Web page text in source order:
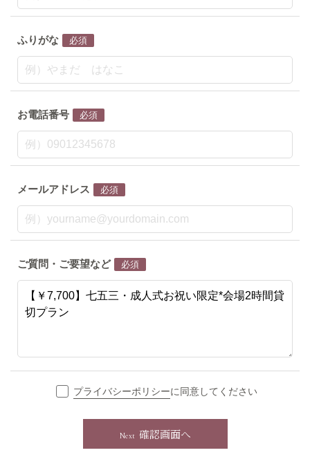
ふりがな 必須
お電話番号 必須
メールアドレス 必須
ご質問・ご要望など 必須
プライバシーポリシーに同意してください
Next 確認画面へ